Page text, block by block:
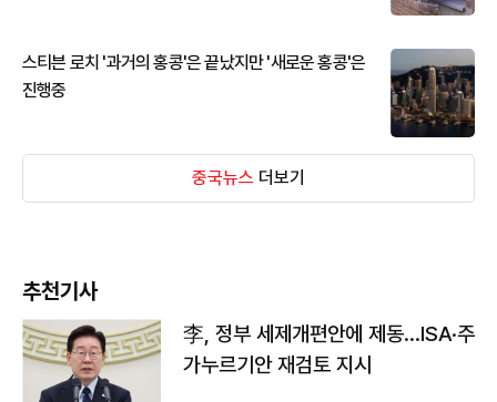
스티븐 로치 '과거의 홍콩'은 끝났지만 '새로운 홍콩'은
진행중
중국뉴스 더보기
추천기사
李, 정부 세제개편안에 제동…ISA·주
가누르기안 재검토 지시